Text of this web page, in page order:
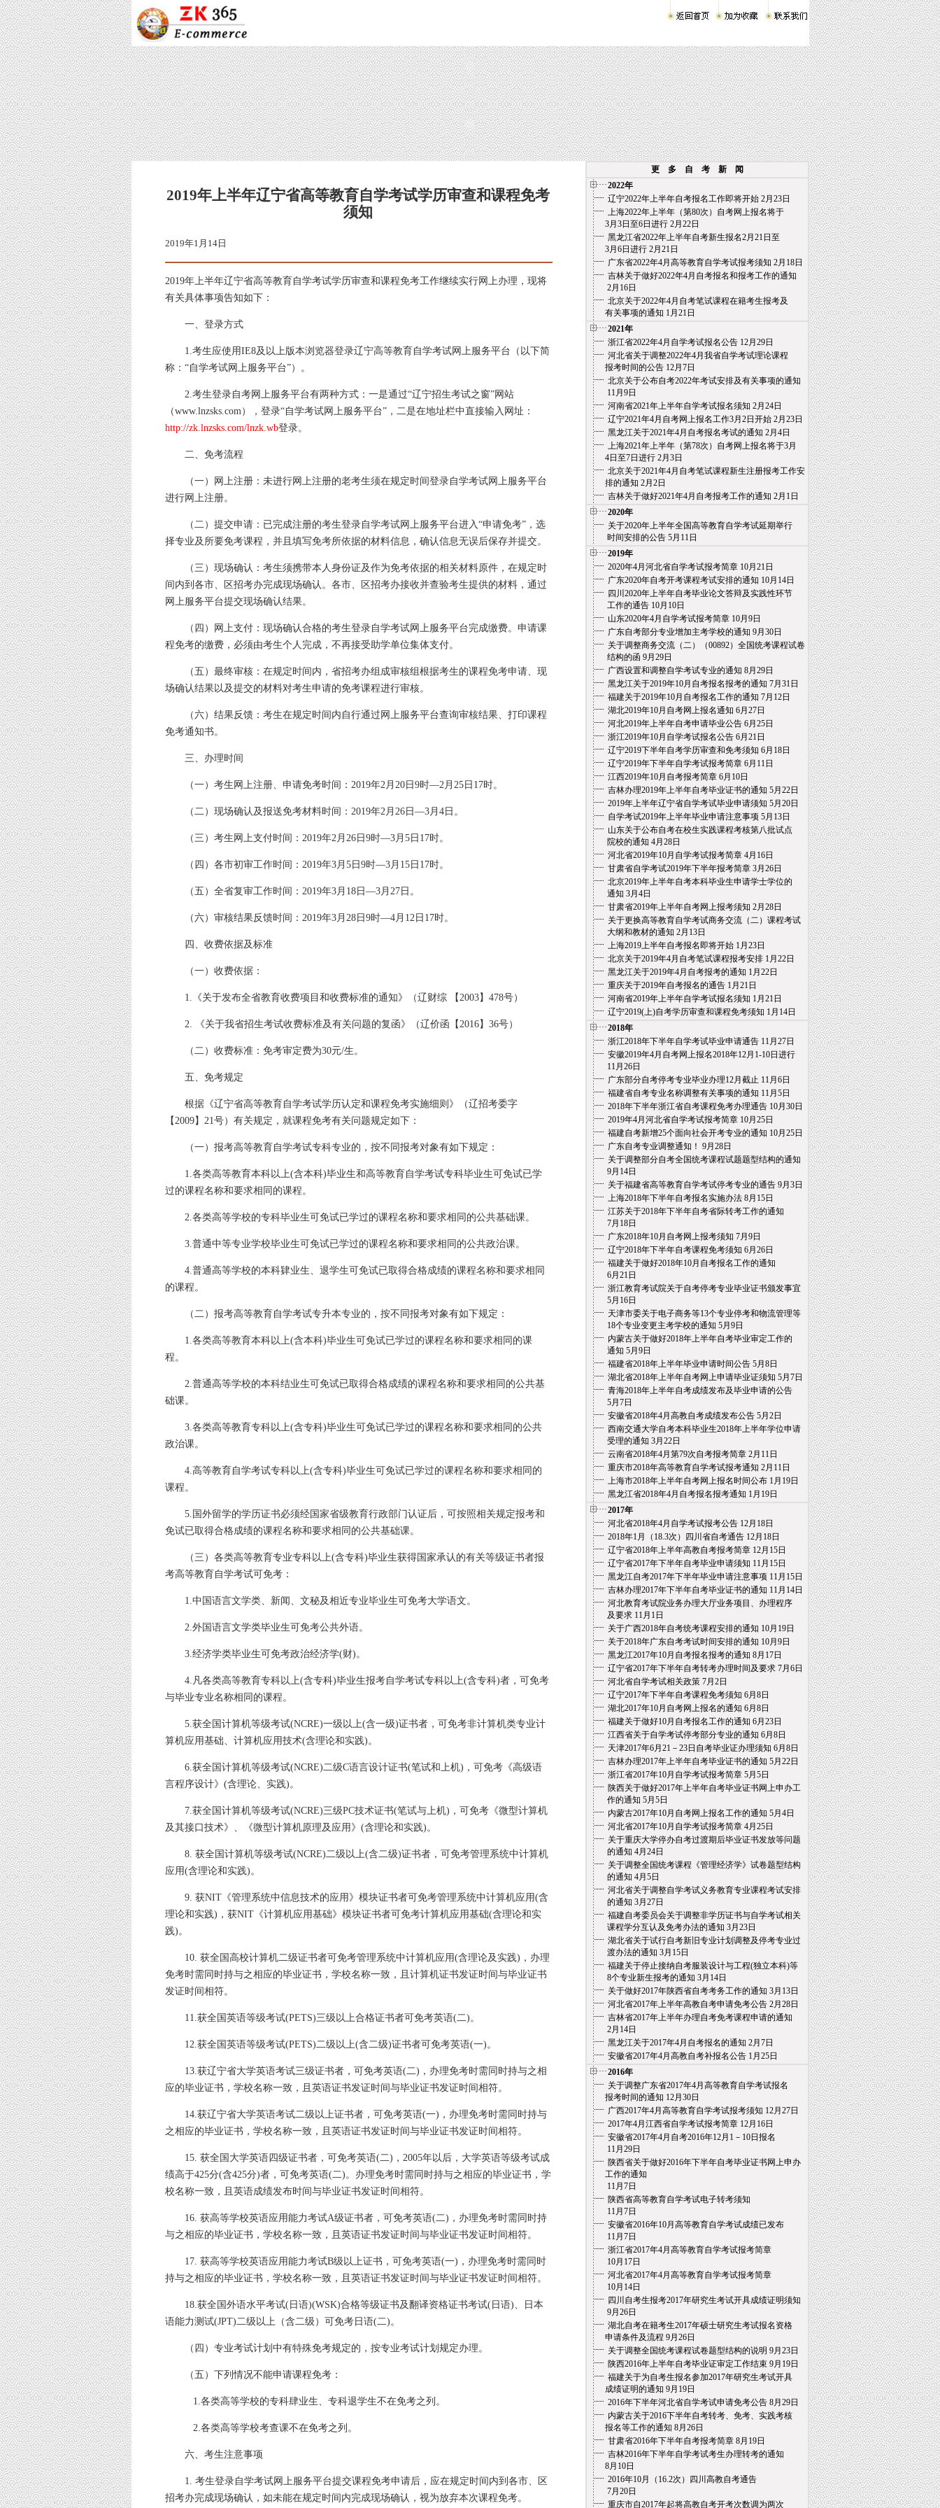
2019年上半年辽宁省高等教育自学考试学历审查和课程免考
须知
2019年1月14日
2019年上半年辽宁省高等教育自学考试学历审查和课程免考工作继续实行网上办理，现将
有关具体事项告知如下：
一、登录方式
1.考生应使用IE8及以上版本浏览器登录辽宁高等教育自学考试网上服务平台（以下简
称：“自学考试网上服务平台”）。
2.考生登录自考网上服务平台有两种方式：一是通过“辽宁招生考试之窗”网站
（www.lnzsks.com），登录“自学考试网上服务平台”，二是在地址栏中直接输入网址：
http://zk.lnzsks.com/lnzk.wb登录。
二、免考流程
（一）网上注册：未进行网上注册的老考生须在规定时间登录自学考试网上服务平台
进行网上注册。
（二）提交申请：已完成注册的考生登录自学考试网上服务平台进入“申请免考”，选
择专业及所要免考课程，并且填写免考所依据的材料信息，确认信息无误后保存并提交。
（三）现场确认：考生须携带本人身份证及作为免考依据的相关材料原件，在规定时
间内到各市、区招考办完成现场确认。各市、区招考办接收并查验考生提供的材料，通过
网上服务平台提交现场确认结果。
（四）网上支付：现场确认合格的考生登录自学考试网上服务平台完成缴费。申请课
程免考的缴费，必须由考生个人完成，不再接受助学单位集体支付。
（五）最终审核：在规定时间内，省招考办组成审核组根据考生的课程免考申请、现
场确认结果以及提交的材料对考生申请的免考课程进行审核。
（六）结果反馈：考生在规定时间内自行通过网上服务平台查询审核结果、打印课程
免考通知书。
三、办理时间
（一）考生网上注册、申请免考时间：2019年2月20日9时—2月25日17时。
（二）现场确认及报送免考材料时间：2019年2月26日—3月4日。
（三）考生网上支付时间：2019年2月26日9时—3月5日17时。
（四）各市初审工作时间：2019年3月5日9时—3月15日17时。
（五）全省复审工作时间：2019年3月18日—3月27日。
（六）审核结果反馈时间：2019年3月28日9时—4月12日17时。
四、收费依据及标准
（一）收费依据：
1.《关于发布全省教育收费项目和收费标准的通知》（辽财综 【2003】478号）
2. 《关于我省招生考试收费标准及有关问题的复函》（辽价函【2016】36号）
（二）收费标准：免考审定费为30元/生。
五、免考规定
根据《辽宁省高等教育自学考试学历认定和课程免考实施细则》（辽招考委字
【2009】21号）有关规定，就课程免考有关问题规定如下：
（一）报考高等教育自学考试专科专业的，按不同报考对象有如下规定：
1.各类高等教育本科以上(含本科)毕业生和高等教育自学考试专科毕业生可免试已学
过的课程名称和要求相同的课程。
2.各类高等学校的专科毕业生可免试已学过的课程名称和要求相同的公共基础课。
3.普通中等专业学校毕业生可免试已学过的课程名称和要求相同的公共政治课。
4.普通高等学校的本科肄业生、退学生可免试已取得合格成绩的课程名称和要求相同
的课程。
（二）报考高等教育自学考试专升本专业的，按不同报考对象有如下规定：
1.各类高等教育本科以上(含本科)毕业生可免试已学过的课程名称和要求相同的课
程。
2.普通高等学校的本科结业生可免试已取得合格成绩的课程名称和要求相同的公共基
础课。
3.各类高等教育专科以上(含专科)毕业生可免试已学过的课程名称和要求相同的公共
政治课。
4.高等教育自学考试专科以上(含专科)毕业生可免试已学过的课程名称和要求相同的
课程。
5.国外留学的学历证书必须经国家省级教育行政部门认证后，可按照相关规定报考和
免试已取得合格成绩的课程名称和要求相同的公共基础课。
（三）各类高等教育专业专科以上(含专科)毕业生获得国家承认的有关等级证书者报
考高等教育自学考试可免考：
1.中国语言文学类、新闻、文秘及相近专业毕业生可免考大学语文。
2.外国语言文学类毕业生可免考公共外语。
3.经济学类毕业生可免考政治经济学(财)。
4.凡各类高等教育专科以上(含专科)毕业生报考自学考试专科以上(含专科)者，可免考
与毕业专业名称相同的课程。
5.获全国计算机等级考试(NCRE)一级以上(含一级)证书者，可免考非计算机类专业计
算机应用基础、计算机应用技术(含理论和实践)。
6.获全国计算机等级考试(NCRE)二级C语言设计证书(笔试和上机)，可免考《高级语
言程序设计》(含理论、实践)。
7.获全国计算机等级考试(NCRE)三级PC技术证书(笔试与上机)，可免考《微型计算机
及其接口技术》、《微型计算机原理及应用》(含理论和实践)。
8. 获全国计算机等级考试(NCRE)二级以上(含二级)证书者，可免考管理系统中计算机
应用(含理论和实践)。
9. 获NIT《管理系统中信息技术的应用》模块证书者可免考管理系统中计算机应用(含
理论和实践)，获NIT《计算机应用基础》模块证书者可免考计算机应用基础(含理论和实
践)。
10. 获全国高校计算机二级证书者可免考管理系统中计算机应用(含理论及实践)，办理
免考时需同时持与之相应的毕业证书，学校名称一致，且计算机证书发证时间与毕业证书
发证时间相符。
11.获全国英语等级考试(PETS)三级以上合格证书者可免考英语(二)。
12.获全国英语等级考试(PETS)二级以上(含二级)证书者可免考英语(一)。
13.获辽宁省大学英语考试三级证书者，可免考英语(二)，办理免考时需同时持与之相
应的毕业证书，学校名称一致，且英语证书发证时间与毕业证书发证时间相符。
14.获辽宁省大学英语考试二级以上证书者，可免考英语(一)，办理免考时需同时持与
之相应的毕业证书，学校名称一致，且英语证书发证时间与毕业证书发证时间相符。
15. 获全国大学英语四级证书者，可免考英语(二)，2005年以后，大学英语等级考试成
绩高于425分(含425分)者，可免考英语(二)。办理免考时需同时持与之相应的毕业证书，学
校名称一致，且英语成绩发布时间与毕业证书发证时间相符。
16. 获高等学校英语应用能力考试A级证书者，可免考英语(二)，办理免考时需同时持
与之相应的毕业证书，学校名称一致，且英语证书发证时间与毕业证书发证时间相符。
17. 获高等学校英语应用能力考试B级以上证书，可免考英语(一)，办理免考时需同时
持与之相应的毕业证书，学校名称一致，且英语证书发证时间与毕业证书发证时间相符。
18.获全国外语水平考试(日语)(WSK)合格等级证书及翻译资格证书考试(日语)、日本
语能力测试(JPT)二级以上（含二级）可免考日语(二)。
（四）专业考试计划中有特殊免考规定的，按专业考试计划规定办理。
（五）下列情况不能申请课程免考：
1.各类高等学校的专科肆业生、专科退学生不在免考之列。
2.各类高等学校考查课不在免考之列。
六、考生注意事项
1. 考生登录自学考试网上服务平台提交课程免考申请后，应在规定时间内到各市、区
招考办完成现场确认，如未能在规定时间内完成现场确认，视为放弃本次课程免考。
更 多 自 考 新 闻
2022年
辽宁2022年上半年自考报名工作即将开始2月23日
上海2022年上半年（第80次）自考网上报名将于
3月3日至6日进行2月22日
黑龙江省2022年上半年自考新生报名2月21日至
3月6日进行 2月21日
广东省2022年4月高等教育自学考试报考须知 2月18日
吉林关于做好2022年4月自考报名和报考工作的通知
2月16日
北京关于2022年4月自考笔试课程在籍考生报考及
有关事项的通知 1月21日
2021年
浙江省2022年4月自学考试报名公告12月29日
河北省关于调整2022年4月我省自学考试理论课程
报考时间的公告12月7日
北京关于公布自考2022年考试安排及有关事项的通知
11月9日
河南省2021年上半年自学考试报名须知 2月24日
辽宁2021年4月自考网上报名工作3月2日开始2月23日
黑龙江关于2021年4月自考报名考试的通知 2月4日
上海2021年上半年（第78次）自考网上报名将于3月
4日至7日进行2月3日
北京关于2021年4月自考笔试课程新生注册报考工作安
排的通知 2月2日
吉林关于做好2021年4月自考报考工作的通知 2月1日
2020年
关于2020年上半年全国高等教育自学考试延期举行
时间安排的公告5月11日
2019年
2020年4月河北省自学考试报考简章10月21日
广东2020年自考开考课程考试安排的通知 10月14日
四川2020年上半年自考毕业论文答辩及实践性环节
工作的通告10月10日
山东2020年4月自学考试报考简章10月9日
广东自考部分专业增加主考学校的通知 9月30日
关于调整商务交流（二）（00892）全国统考课程试卷
结构的函 9月29日
广西设置和调整自学考试专业的通知 8月29日
黑龙江关于2019年10月自考报名报考的通知 7月31日
福建关于2019年10月自考报名工作的通知 7月12日
湖北2019年10月自考网上报名通知 6月27日
河北2019年上半年自考申请毕业公告6月25日
浙江2019年10月自学考试报名公告6月21日
辽宁2019下半年自考学历审查和免考须知 6月18日
辽宁2019年下半年自学考试报考简章6月11日
江西2019年10月自考报考简章6月10日
吉林办理2019年上半年自考毕业证书的通知 5月22日
2019年上半年辽宁省自学考试毕业申请须知 5月20日
自学考试2019年上半年毕业申请注意事项5月13日
山东关于公布自考在校生实践课程考核第八批试点
院校的通知 4月28日
河北省2019年10月自学考试报考简章4月16日
甘肃省自学考试2019年下半年报考简章3月26日
北京2019年上半年自考本科毕业生申请学士学位的
通知 3月4日
甘肃省2019年上半年自考网上报考须知 2月28日
关于更换高等教育自学考试商务交流（二）课程考试
大纲和教材的通知 2月13日
上海2019上半年自考报名即将开始1月23日
北京关于2019年4月自考笔试课程报考安排1月22日
黑龙江关于2019年4月自考报考的通知 1月22日
重庆关于2019年自考报名的通告1月21日
河南省2019年上半年自学考试报名须知 1月21日
辽宁2019(上)自考学历审查和课程免考须知 1月14日
2018年
浙江2018年下半年自学考试毕业申请通告11月27日
安徽2019年4月自考网上报名2018年12月1-10日进行
11月26日
广东部分自考停考专业毕业办理12月截止 11月6日
福建省自考专业名称调整有关事项的通知 11月5日
2018年下半年浙江省自考课程免考办理通告10月30日
2019年4月河北省自学考试报考简章10月25日
福建自考新增25个面向社会开考专业的通知 10月25日
广东自考专业调整通知！ 9月28日
关于调整部分自考全国统考课程试题题型结构的通知
9月14日
关于福建省高等教育自学考试停考专业的通告9月3日
上海2018年下半年自考报名实施办法8月15日
江苏关于2018年下半年自考省际转考工作的通知
7月18日
广东2018年10月自考网上报考须知 7月9日
辽宁2018年下半年自考课程免考须知 6月26日
福建关于做好2018年10月自考报名工作的通知
6月21日
浙江教育考试院关于自考停考专业毕业证书颁发事宜
5月16日
天津市委关于电子商务等13个专业停考和物流管理等
18个专业变更主考学校的通知 5月9日
内蒙古关于做好2018年上半年自考毕业审定工作的
通知 5月9日
福建省2018年上半年毕业申请时间公告5月8日
湖北省2018年上半年自考网上申请毕业证须知 5月7日
青海2018年上半年自考成绩发布及毕业申请的公告
5月7日
安徽省2018年4月高教自考成绩发布公告5月2日
西南交通大学自考本科毕业生2018年上半年学位申请
受理的通知 3月22日
云南省2018年4月第79次自考报考简章2月11日
重庆市2018年高等教育自学考试报考通知 2月11日
上海市2018年上半年自考网上报名时间公布1月19日
黑龙江省2018年4月自考报名报考通知 1月19日
2017年
河北省2018年4月自学考试报考公告12月18日
2018年1月（18.3次）四川省自考通告12月18日
辽宁省2018年上半年高教自考报考简章12月15日
辽宁省2017年下半年自考毕业申请须知 11月15日
黑龙江自考2017年下半年毕业申请注意事项11月15日
吉林办理2017年下半年自考毕业证书的通知 11月14日
河北教育考试院业务办理大厅业务项目、办理程序
及要求11月1日
关于广西2018年自考统考课程安排的通知 10月19日
关于2018年广东自考考试时间安排的通知 10月9日
黑龙江2017年10月自考报名报考的通知 8月17日
辽宁省2017年下半年自考转考办理时间及要求7月6日
河北省自学考试相关政策7月2日
辽宁2017年下半年自考课程免考须知 6月8日
湖北2017年10月自考网上报名的通知 6月8日
福建关于做好10月自考报名工作的通知 6月23日
江西省关于自学考试停考部分专业的通知 6月8日
天津2017年6月21－23日自考毕业证办理须知 6月8日
吉林办理2017年上半年自考毕业证书的通知 5月22日
浙江省2017年10月自学考试报考简章5月5日
陕西关于做好2017年上半年自考毕业证书网上申办工
作的通知 5月5日
内蒙古2017年10月自考网上报名工作的通知 5月4日
河北省2017年10月自学考试报考简章4月25日
关于重庆大学停办自考过渡期后毕业证书发放等问题
的通知 4月24日
关于调整全国统考课程《管理经济学》试卷题型结构
的通知 4月5日
河北省关于调整自学考试义务教育专业课程考试安排
的通知 3月27日
福建自考委员会关于调整非学历证书与自学考试相关
课程学分互认及免考办法的通知 3月23日
湖北省关于试行自考新旧专业计划调整及停考专业过
渡办法的通知 3月15日
福建关于停止接纳自考服装设计与工程(独立本科)等
8个专业新生报考的通知 3月14日
关于做好2017年陕西省自考考务工作的通知 3月13日
河北省2017年上半年高教自考申请免考公告2月28日
吉林省2017年上半年办理自考免考课程申请的通知
2月14日
黑龙江关于2017年4月自考报名的通知 2月7日
安徽省2017年4月高教自考补报名公告1月25日
2016年
关于调整广东省2017年4月高等教育自学考试报名
报考时间的通知 12月30日
广西2017年4月高等教育自学考试报考须知 12月27日
2017年4月江西省自学考试报考简章12月16日
安徽省2017年4月自考2016年12月1－10日报名
11月29日
陕西省关于做好2016年下半年自考毕业证书网上申办
工作的通知
11月7日
陕西省高等教育自学考试电子转考须知
11月7日
安徽省2016年10月高等教育自学考试成绩已发布
11月7日
浙江省2017年4月高等教育自学考试报考简章
10月17日
河北省2017年4月高等教育自学考试报考简章
10月14日
四川自考生报考2017年研究生考试开具成绩证明须知
9月26日
湖北自考在籍考生2017年硕士研究生考试报名资格
申请条件及流程 9月26日
关于调整全国统考课程试卷题型结构的说明 9月23日
陕西2016年上半年自考毕业证审定工作结束9月19日
福建关于为自考生报名参加2017年研究生考试开具
成绩证明的通知 9月19日
2016年下半年河北省自学考试申请免考公告8月29日
内蒙古关于2016下半年自考转考、免考、实践考核
报名等工作的通知 8月26日
甘肃省2016年下半年自考报考简章8月19日
吉林2016年下半年自学考试考生办理转考的通知
8月10日
2016年10月（16.2次）四川高教自考通告
7月20日
重庆市自2017年起将高教自考开考次数调为两次